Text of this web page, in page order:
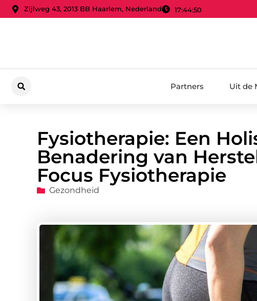
Zijlweg 43, 2013 BB Haarlem, Nederland 17:44:52
Partners Uit de
Fysiotherapie: Een
Benadering van
Focus Fysiotherapie
Gezondheid